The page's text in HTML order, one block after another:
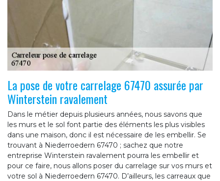
La pose de votre carrelage 67470 assurée par
Winterstein ravalement
Dans le métier depuis plusieurs années, nous savons que
les murs et le sol font partie des éléments les plus visibles
dans une maison, donc il est nécessaire de les embellir. Se
trouvant à Niederroedern 67470 ; sachez que notre
entreprise Winterstein ravalement pourra les embellir et
pour ce faire, nous allons poser du carrelage sur vos murs et
votre sol à Niederroedern 67470. D’ailleurs, les carreaux que